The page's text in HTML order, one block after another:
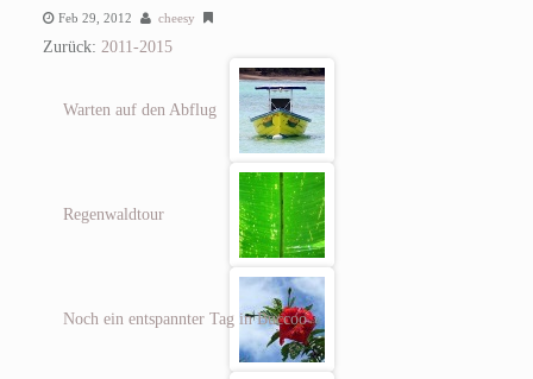
Feb 29, 2012 cheesy
Zurück: 2011-2015
Warten auf den Abflug
Regenwaldtour
Noch ein entspannter Tag in Buccoo